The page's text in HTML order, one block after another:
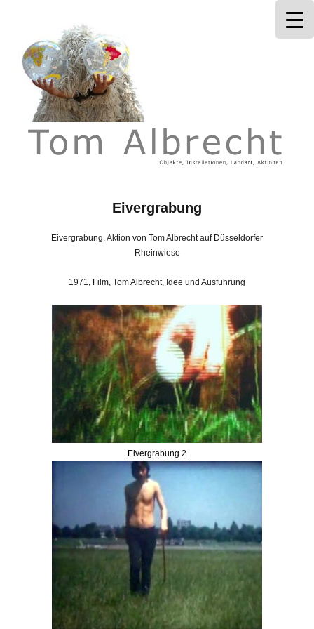
Tom Albrecht
Eivergrabung
Eivergrabung. Aktion von Tom Albrecht auf Düsseldorfer
Rheinwiese
1971, Film, Tom Albrecht, Idee und Ausführung
Eivergrabung 2